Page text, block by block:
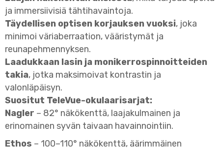
ja immersiivisiä tähtihavaintoja.
Täydellisen optisen korjauksen vuoksi, joka
minimoi väriaberraation, vääristymät ja
reunapehmennyksen.
Laadukkaan lasin ja monikerrospinnoitteiden
takia, jotka maksimoivat kontrastin ja
valonläpäisyn.
Suositut TeleVue-okulaarisarjat:
Nagler – 82° näkökenttä, laajakulmainen ja
erinomainen syvän taivaan havainnointiin.
Ethos – 100–110° näkökenttä, äärimmäinen